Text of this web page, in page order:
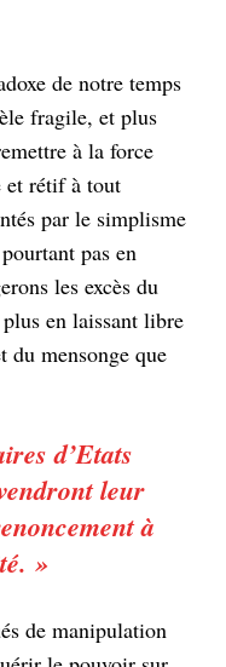
de notre temps
fragile, et plus
à la force
et rétif à tout
par le simplisme
pas en
les excès du
en laissant libre
du mensonge que
d’Etats
leur
à
»
de manipulation